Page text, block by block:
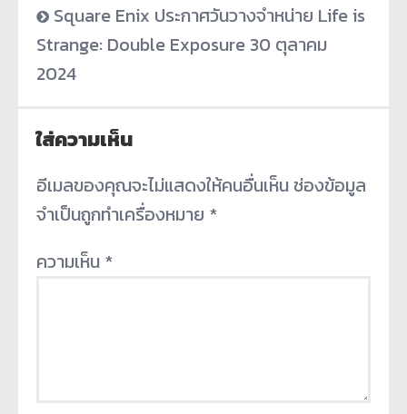
Square Enix ประกาศวันวางจำหน่าย Life is
Strange: Double Exposure 30 ตุลาคม
2024
ใส่ความเห็น
อีเมลของคุณจะไม่แสดงให้คนอื่นเห็น ช่องข้อมูล
จำเป็นถูกทำเครื่องหมาย *
ความเห็น *